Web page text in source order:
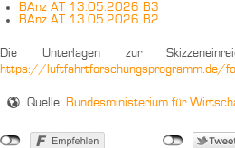
BAnz AT 13.05.2026 B3
BAnz AT 13.05.2026 B2
Die Unterlagen zur
https://luftfahrtforschungsprogramm.de/
Quelle: Bundesministerium für